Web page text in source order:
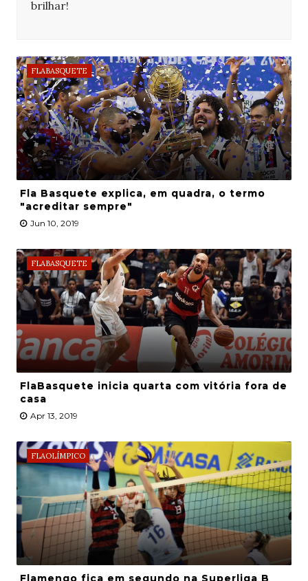
brilhar!
FLABASQUETE
Fla Basquete explica, em quadra, o termo
"acreditar sempre"
Jun 10, 2019
FLABASQUETE
FlaBasquete inicia quarta com vitória fora de
casa
Apr 13, 2019
FLAOLÍMPICO
Flamengo fica em segundo na Superliga B